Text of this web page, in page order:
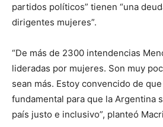
partidos políticos” tienen “una
dirigentes mujeres”.
“De más de 2300 intendencias
lideradas por mujeres. Son muy
sean más. Estoy convencido de
fundamental para que la Argentina
país justo e inclusivo”, planteó